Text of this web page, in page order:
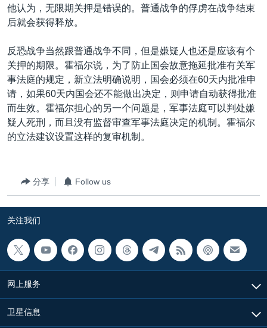
他认为，无限期关押是错误的。普通战争的俘虏在战争结束
后就会获得释放。
反恐战争当然跟普通战争不同，但是嫌疑人也还是应该有个
关押的期限。霍福尔说，为了防止国会故意拖延批准有关军
事法庭的规定，新立法明确说明，国会必须在60天内批准申
请，如果60天内国会还不能做出决定，则申请自动获得批准
而生效。霍福尔担心的另一个问题是，军事法庭可以判处嫌
疑人死刑，而且没有监督审查军事法庭决定的机制。霍福尔
的立法建议设置这样的复审机制。
分享 Follow us
关注我们
网上服务
卫星信息